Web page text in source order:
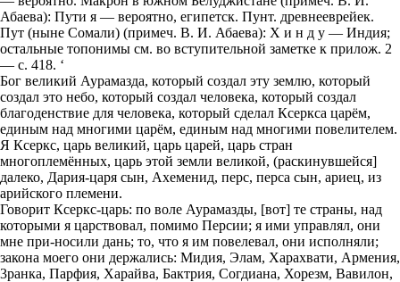
Абаева): Пути я — вероятно, египетск. Пунт. древнееврейек.
Пут (ныне Сомали) (примеч. В. И. Абаева): X и н д у — Индия;
остальные топонимы см. во вступительной заметке к прилож. 2
— с. 418. ‘
Бог великий Аурамазда, который создал эту землю, который
создал это небо, который создал человека, который создал
благоденствие для человека, который сделал Ксеркса царём,
единым над многими царём, единым над многими повелителем.
Я Ксеркс, царь великий, царь царей, царь стран
многоплемённых, царь этой земли великой, (раскинувшейся]
далеко, Дария-царя сын, Ахеменид, перс, перса сын, ариец, из
арийского племени.
Говорит Ксеркс-царь: по воле Аурамазды, [вот] те страны, над
которыми я царствовал, помимо Персии; я ими управлял, они
мне при-носили дань; то, что я им повелевал, они исполняли;
закона моего они держались: Мидия, Элам, Харахвати, Армения,
3ранка, Парфия, Харайва, Бактрия, Согдиана, Хорезм, Вавилон,